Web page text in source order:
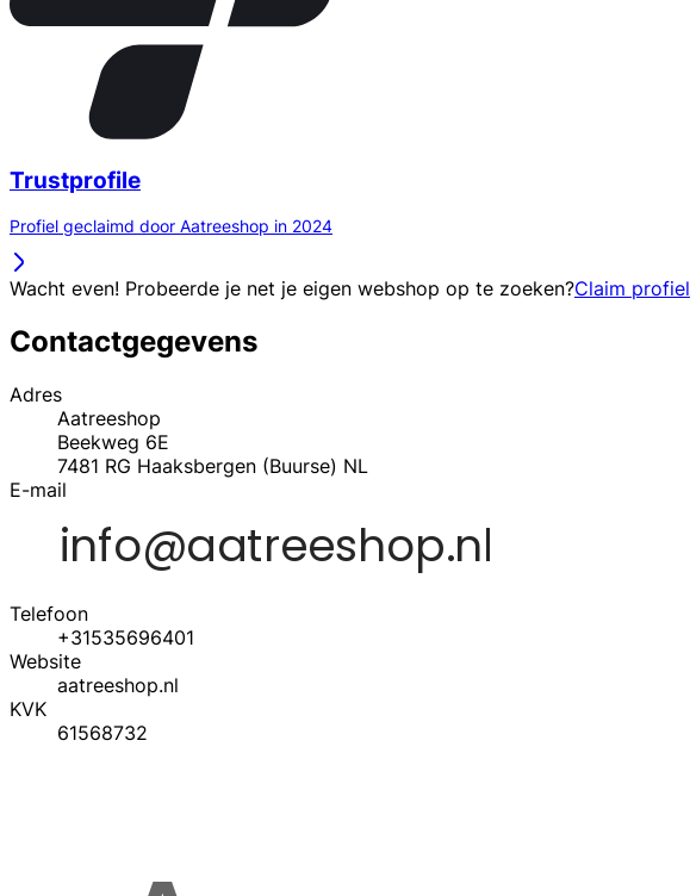
Trustprofile
Profiel geclaimd door Aatreeshop in 2024
Wacht even! Probeerde je net je eigen webshop op te zoeken?Claim profiel
Contactgegevens
Adres
Aatreeshop
Beekweg 6E
7481 RG Haaksbergen (Buurse) NL
E-mail
Telefoon
+31535696401
Website
aatreeshop.nl
KVK
61568732